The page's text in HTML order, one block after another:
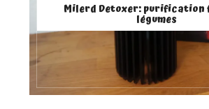
Milerd Detoxer:
légumes